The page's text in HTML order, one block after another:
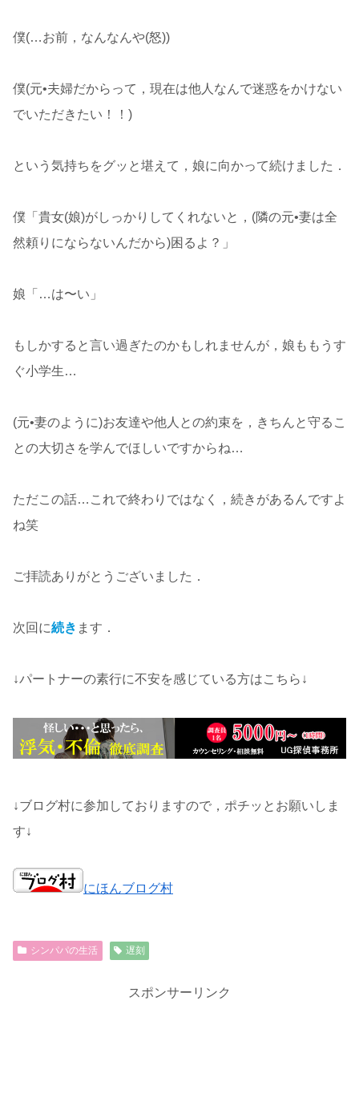
僕(…お前，なんなんや(怒))
僕(元•夫婦だからって，現在は他人なんで迷惑をかけない
でいただきたい！！)
という気持ちをグッと堪えて，娘に向かって続けました．
僕「貴女(娘)がしっかりしてくれないと，(隣の元•妻は全
然頼りにならないんだから)困るよ？」
娘「…は〜い」
もしかすると言い過ぎたのかもしれませんが，娘ももうす
ぐ小学生…
(元•妻のように)お友達や他人との約束を，きちんと守るこ
との大切さを学んでほしいですからね…
ただこの話…これで終わりではなく，続きがあるんですよ
ね笑
ご拝読ありがとうございました．
次回に続き ます．
↓パートナーの素行に不安を感じている方はこちら↓
↓ブログ村に参加しておりますので，ポチッとお願いしま
す↓
にほんブログ村
シンパパの生活 遅刻
スポンサーリンク